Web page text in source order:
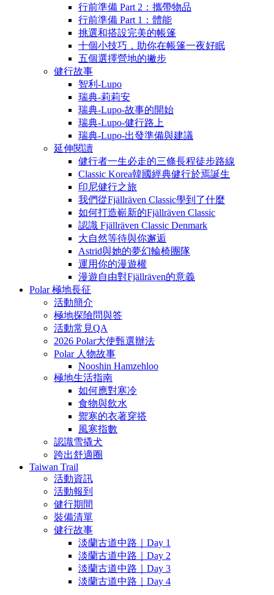
行前準備 Part 2：攜帶物品
行前準備 Part 1：體能
挑選和搭設完美的帳篷
十個小技巧，助你在帳篷一夜好眠
五個選擇營地的撇步
健行故事
智利-Lupo
瑞典-莉莉安
瑞典-Lupo-故事的開始
瑞典-Lupo-健行路上
瑞典-Lupo-出發準備與建議
延伸閱讀
健行者一生必走的三條長程徒步路線
Classic Korea韓國經典健行於焉誕生
印尼健行之旅
我們從Fjällräven Classic學到了什麼
如何打造嶄新的Fjällräven Classic
認識 Fjällräven Classic Denmark
大自然等待與你邂逅
Astrid與她的夢幻輪椅團隊
運用你的漫遊權
漫遊自由對Fjällräven的意義
Polar 極地長征
活動簡介
極地探險問與答
活動常見QA
2026 Polar大使甄選辦法
Polar 人物故事
Nooshin Hamzehloo
極地生活指南
如何應對寒冷
食物與飲水
禦寒的衣著穿搭
風寒指數
認識雪撬犬
跨出舒適圈
Taiwan Trail
活動資訊
活動報到
健行期間
裝備清單
健行故事
淡蘭古道中路｜Day 1
淡蘭古道中路｜Day 2
淡蘭古道中路｜Day 3
淡蘭古道中路｜Day 4